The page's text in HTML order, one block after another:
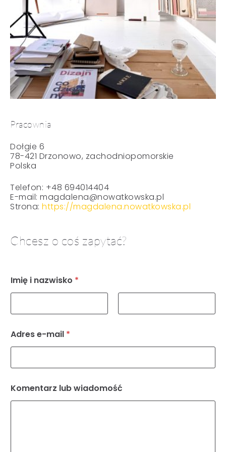
Pracownia
Dołgie 6
78-421 Drzonowo, zachodniopomorskie
Polska
Telefon: +48 694014404
E-mail: magdalena@nowatkowska.pl
Strona: https://magdalena.nowatkowska.pl
Chcesz o coś zapytać?
Imię i nazwisko *
Pierwszy Ostatni
Adres e-mail *
u
b
Komentarz lub wiadomość